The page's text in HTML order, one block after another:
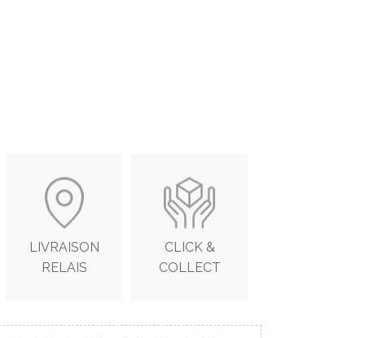
LIVRAISON
RELAIS
CLICK &
COLLECT